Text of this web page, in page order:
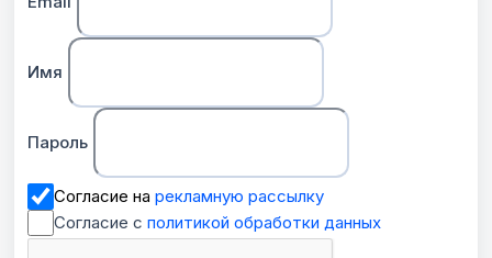
Имя
Пароль
Согласие на рекламную рассылку
Согласие с политикой обработки данных